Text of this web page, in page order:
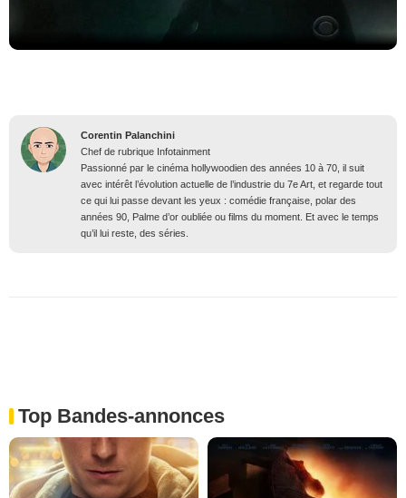
Corentin Palanchini
Chef de rubrique Infotainment
Passionné par le cinéma hollywoodien des années 10 à 70, il suit
avec intérêt l’évolution actuelle de l’industrie du 7e Art, et regarde tout
ce qui lui passe devant les yeux : comédie française, polar des
années 90, Palme d’or oubliée ou films du moment. Et avec le temps
qu’il lui reste, des séries.
Top Bandes-annonces